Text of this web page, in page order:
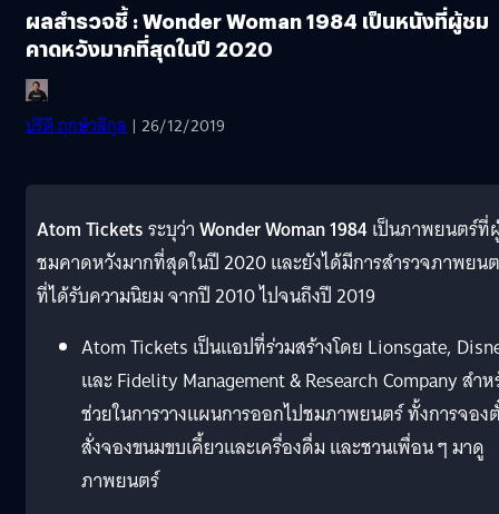
ผลสำรวจชี้ : Wonder Woman 1984 เป็นหนังที่ผู้ชม
คาดหวังมากที่สุดในปี 2020
ปรีดี ฤกษ์วลีกุล | 26/12/2019
Atom Ticketsระบุว่าWonder Woman 1984เป็นภาพยนตร์ที่
ชมคาดหวังมากที่สุดในปี 2020 และยังได้มีการสำรวจภาพยน
ที่ได้รับความนิยม จากปี 2010 ไปจนถึงปี 2019
Atom Tickets เป็นแอปที่ร่วมสร้างโดย Lionsgate,
และ Fidelity Management & Research Company สำ
ช่วยในการวางแผนการออกไปชมภาพยนตร์ ทั้งการจอง
สั่งจองขนมขบเคี้ยวและเครื่องดื่ม และชวนเพื่อน ๆ มาดู
ภาพยนตร์